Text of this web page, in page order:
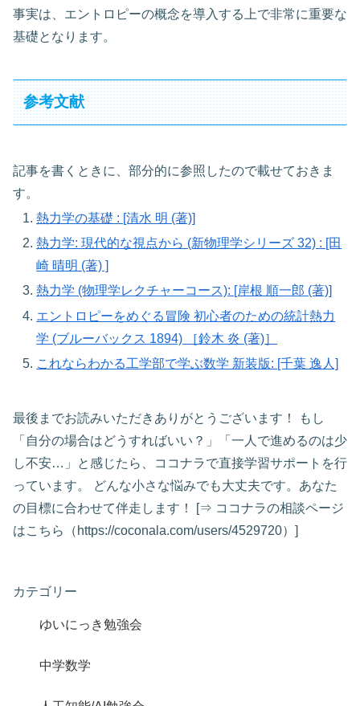
事実は、エントロピーの概念を導入する上で非常に重要な
基礎となります。
参考文献
記事を書くときに、部分的に参照したので載せておきま
す。
熱力学の基礎 : [清水 明 (著)]
熱力学: 現代的な視点から (新物理学シリーズ 32) : [田
崎 晴明 (著) ]
熱力学 (物理学レクチャーコース): [岸根 順一郎 (著)]
エントロピーをめぐる冒険 初心者のための統計熱力
学 (ブルーバックス 1894) ［鈴木 炎 (著)］
これならわかる工学部で学ぶ数学 新装版: [千葉 逸人]
最後までお読みいただきありがとうございます！ もし
「自分の場合はどうすればいい？」「一人で進めるのは少
し不安…」と感じたら、ココナラで直接学習サポートを行
っています。 どんな小さな悩みでも大丈夫です。あなた
の目標に合わせて伴走します！ [⇒ ココナラの相談ページ
はこちら（https://coconala.com/users/4529720）]
カテゴリー
ゆいにっき勉強会
中学数学